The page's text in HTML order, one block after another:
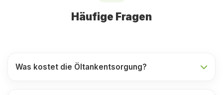
Häufige Fragen
Was kostet die Öltankentsorgung?